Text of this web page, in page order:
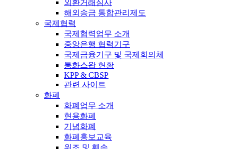
외환거래심사
해외송금 통합관리제도
국제협력
국제협력업무 소개
중앙은행 협력기구
국제금융기구 및 국제회의체
통화스왑 현황
KPP & CBSP
관련 사이트
화폐
화폐업무 소개
현용화폐
기념화폐
화폐홍보교육
위조 및 훼손